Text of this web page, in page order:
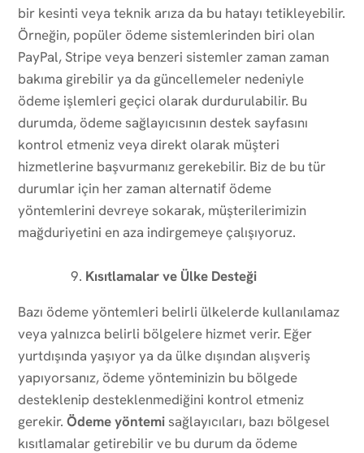
bir kesinti veya teknik arıza da bu hatayı tetikleyebilir.
Örneğin, popüler ödeme sistemlerinden biri olan
PayPal, Stripe veya benzeri sistemler zaman zaman
bakıma girebilir ya da güncellemeler nedeniyle
ödeme işlemleri geçici olarak durdurulabilir. Bu
durumda, ödeme sağlayıcısının destek sayfasını
kontrol etmeniz veya direkt olarak müşteri
hizmetlerine başvurmanız gerekebilir. Biz de bu tür
durumlar için her zaman alternatif ödeme
yöntemlerini devreye sokarak, müşterilerimizin
mağduriyetini en aza indirgemeye çalışıyoruz.
Kısıtlamalar ve Ülke Desteği
Bazı ödeme yöntemleri belirli ülkelerde kullanılamaz
veya yalnızca belirli bölgelere hizmet verir. Eğer
yurtdışında yaşıyor ya da ülke dışından alışveriş
yapıyorsanız, ödeme yönteminizin bu bölgede
desteklenip desteklenmediğini kontrol etmeniz
gerekir. Ödeme yöntemisağlayıcıları, bazı bölgesel
kısıtlamalar getirebilir ve bu durum da ödeme